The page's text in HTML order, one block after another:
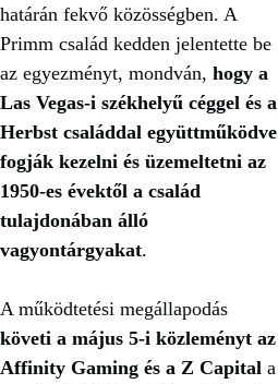
határán fekvő közösségben. A
Primm család kedden jelentette be
az egyezményt, mondván, hogy a
Las Vegas-i székhelyű céggel és a
Herbst családdal együttműködve
fogják kezelni és üzemeltetni az
1950-es évektől a család
tulajdonában álló
vagyontárgyakat.
A működtetési megállapodás
követi a május 5-i közleményt az
Affinity Gaming és a Z Capital a